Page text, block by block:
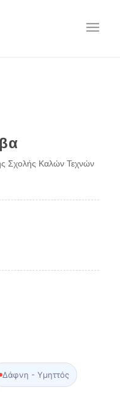
Σχολής Καλών Τεχνών
Δάφνη - Υμηττός